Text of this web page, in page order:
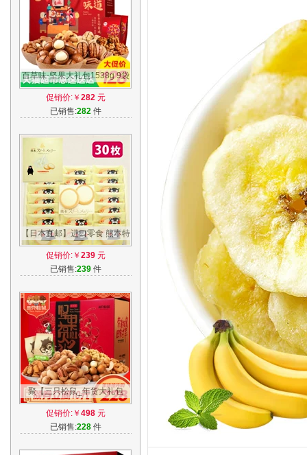
百草味-坚果大礼包1538g 9袋
干果礼盒装 年货礼盒零食组合
送礼
促销价:￥ 282元
已销售:282件
【日本直邮】进口零食 熊本特
产熊本熊零食牛乳曲奇饼干礼
盒30枚
促销价:￥ 239元
已销售:239件
聚【三只松鼠_年货大礼包
2476g】零食每日混合坚果组
合礼盒12袋 B
促销价:￥ 498元
已销售:228件